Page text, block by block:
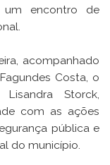
um encontro de
acompanhado
Costa, o
Storck,
com as ações
pública e
do município.